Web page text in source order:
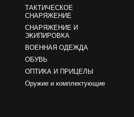
ТАКТИЧЕСКОЕ
СНАРЯЖЕНИЕ
СНАРЯЖЕНИЕ И
ЭКИПИРОВКА
ВОЕННАЯ ОДЕЖДА
ОБУВЬ
ОПТИКА И ПРИЦЕЛЫ
Оружие и комплектующие